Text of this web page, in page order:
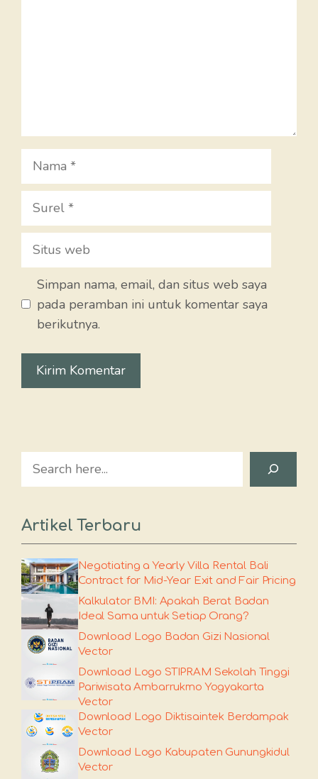
Nama
Surel
Situs
Simpan nama, email, dan situs web saya
pada peramban ini untuk komentar saya
berikutnya.
Search
Artikel Terbaru
Negotiating a Yearly Villa Rental Bali
Contract for Mid-Year Exit and Fair Pricing
Kalkulator BMI: Apakah Berat Badan
Ideal Sama untuk Setiap Orang?
Download Logo Badan Gizi Nasional
Vector
Download Logo STIPRAM Sekolah Tinggi
Pariwisata Ambarrukmo Yogyakarta
Vector
Download Logo Diktisaintek Berdampak
Vector
Download Logo Kabupaten Gunungkidul
Vector